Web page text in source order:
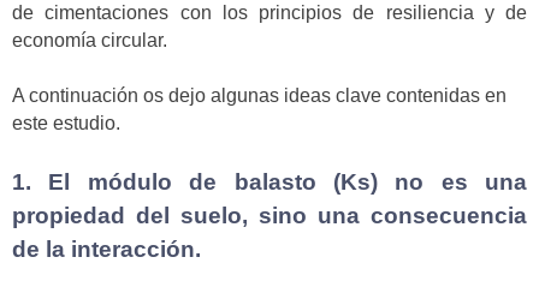
de cimentaciones con los principios de resiliencia y de
economía circular.
A continuación os dejo algunas ideas clave contenidas en
este estudio.
1. El módulo de balasto (Ks) no es una
propiedad del suelo, sino una consecuencia
de la interacción.